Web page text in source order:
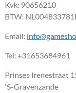
Kvk: 90656210
BTW:
Email:
Tel: +31653684961
Prinses Irenestraat
'S-Gravenzande